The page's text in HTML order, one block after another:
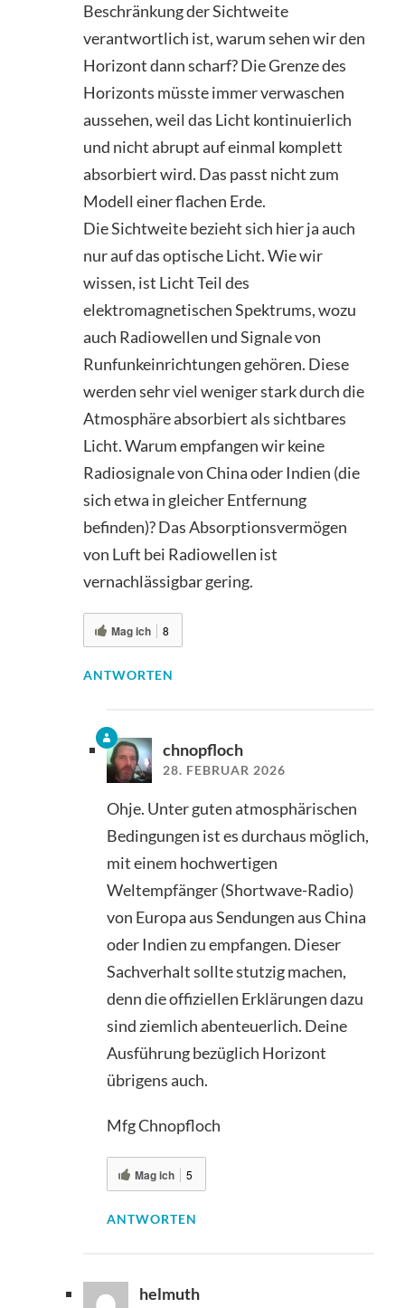
Beschränkung der Sichtweite
verantwortlich ist, warum sehen wir den
Horizont dann scharf? Die Grenze des
Horizonts müsste immer verwaschen
aussehen, weil das Licht kontinuierlich
und nicht abrupt auf einmal komplett
absorbiert wird. Das passt nicht zum
Modell einer flachen Erde.
Die Sichtweite bezieht sich hier ja auch
nur auf das optische Licht. Wie wir
wissen, ist Licht Teil des
elektromagnetischen Spektrums, wozu
auch Radiowellen und Signale von
Runfunkeinrichtungen gehören. Diese
werden sehr viel weniger stark durch die
Atmosphäre absorbiert als sichtbares
Licht. Warum empfangen wir keine
Radiosignale von China oder Indien (die
sich etwa in gleicher Entfernung
befinden)? Das Absorptionsvermögen
von Luft bei Radiowellen ist
vernachlässigbar gering.
Mag ich 8
ANTWORTEN
chnopfloch
28. FEBRUAR 2026
Ohje. Unter guten atmosphärischen
Bedingungen ist es durchaus möglich,
mit einem hochwertigen
Weltempfänger (Shortwave-Radio)
von Europa aus Sendungen aus China
oder Indien zu empfangen. Dieser
Sachverhalt sollte stutzig machen,
denn die offiziellen Erklärungen dazu
sind ziemlich abenteuerlich. Deine
Ausführung bezüglich Horizont
übrigens auch.
Mfg Chnopfloch
Mag ich 5
ANTWORTEN
helmuth